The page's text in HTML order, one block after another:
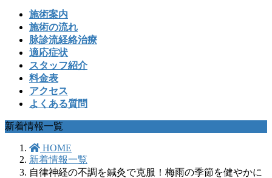
施術案内
施術の流れ
脉診流経絡治療
適応症状
スタッフ紹介
料金表
アクセス
よくある質問
新着情報一覧
HOME
新着情報一覧
自律神経の不調を鍼灸で克服！梅雨の季節を健やかに